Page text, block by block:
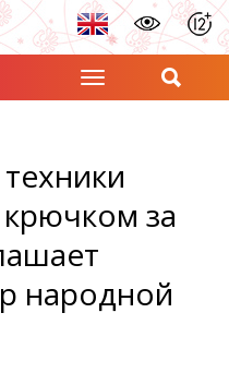
за
народной